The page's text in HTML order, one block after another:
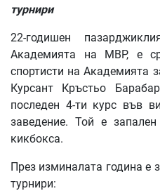
турнири
22-годишен
Академията на МВР, е
спортисти на Академията
Курсант Кръстьо
последен 4-ти курс във
заведение. Той е
кикбокса.
През изминалата година е
турнири: